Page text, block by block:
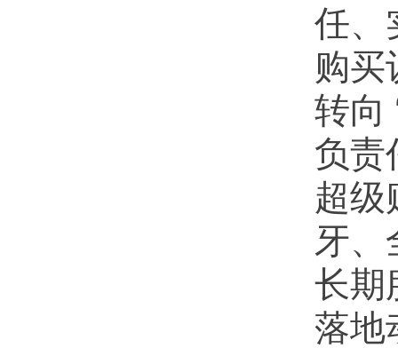
任、
购买
转向
负责
超级
牙、
长期
落地